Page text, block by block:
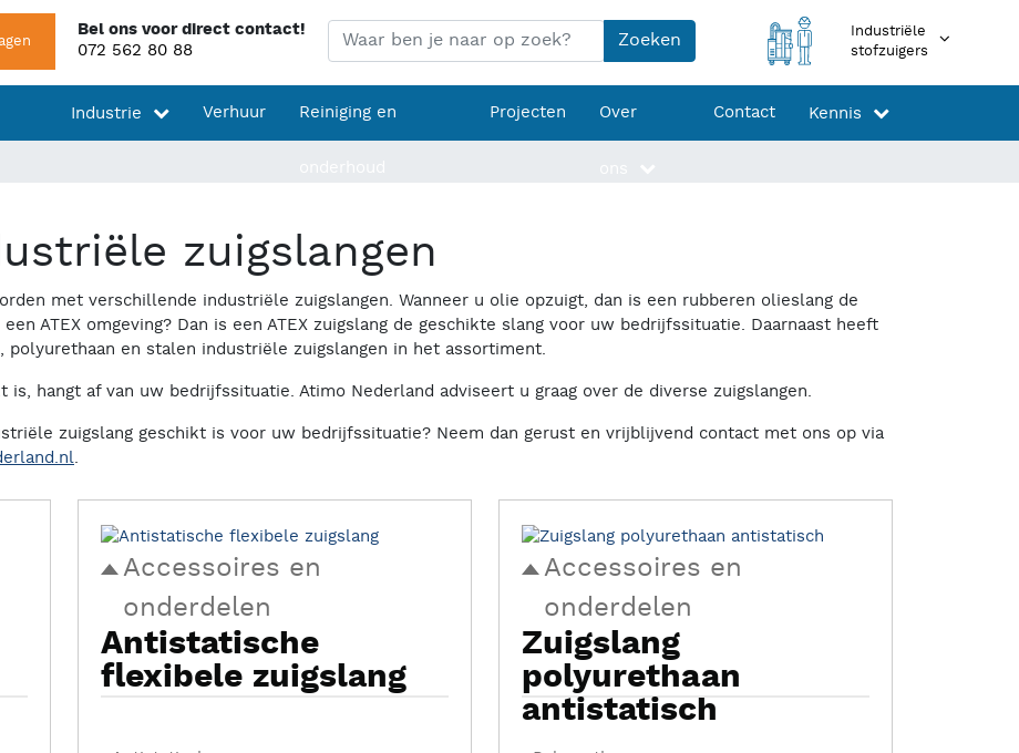
Bel ons voor direct contact!
072 562 80 88
Zoeken Zoeken
Industriële
stofzuigers
Industrie Verhuur Reiniging en Projecten Over Contact Kennis
zuigslangen
met verschillende industriële zuigslangen. Wanneer u olie opzuigt, dan is een rubberen olieslang de
ATEX omgeving? Dan is een ATEX zuigslang de geschikte slang voor uw bedrijfssituatie. Daarnaast heeft
en stalen industriële zuigslangen in het assortiment.
hangt af van uw bedrijfssituatie. Atimo Nederland adviseert u graag over de diverse zuigslangen.
zuigslang geschikt is voor uw bedrijfssituatie? Neem dan gerust en vrijblijvend contact met ons op via
.
Accessoires en
onderdelen
Antistatische
flexibele zuigslang
Accessoires en
onderdelen
Zuigslang
polyurethaan
antistatisch